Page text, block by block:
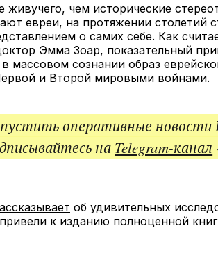
живучего, чем исторические
евреи, на протяжении столетий
о самих себе. Как
Эмма Зоар, показательный
массовом сознании образ
и Второй мировыми войнами.
оперативные новости
на Telegram-канал
об удивительных
к изданию полноценной